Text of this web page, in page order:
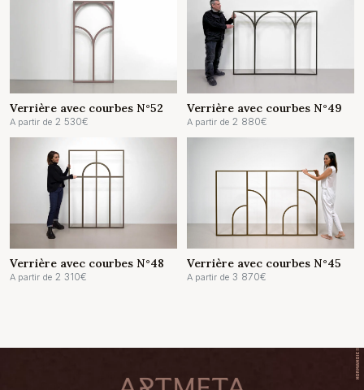
Verrière avec courbes N°52
A partir de 2 530€
Verrière avec courbes N°49
A partir de 2 880€
Verrière avec courbes N°48
A partir de 2 310€
Verrière avec courbes N°45
A partir de 3 870€